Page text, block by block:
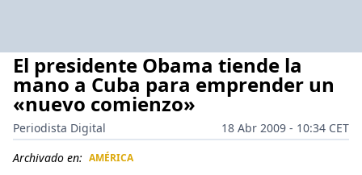
El presidente Obama tiende la
mano a Cuba para emprender un
«nuevo comienzo»
Periodista Digital
18 Abr 2009 - 10:34 CET
Archivado en: AMÉRICA